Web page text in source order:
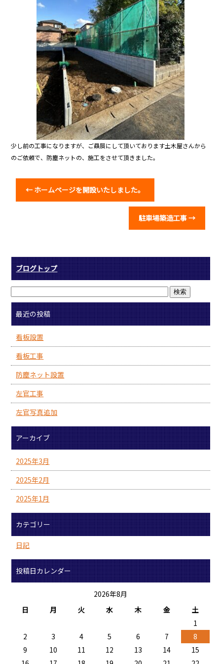
少し前の工事になりますが、ご贔屓にして頂いております土木屋さんから
のご依頼で、防塵ネットの、施工をさせて頂きました。
← ホームページを開設いたしました。
駐車場築造工事→
ブログトップ
最近の投稿
看板設置
看板工事
防塵ネット設置
左官工事
左官写真追加
アーカイブ
2025年3月
2025年2月
2025年1月
カテゴリー
日記
投稿日カレンダー
2026年8月
日
月 火 水 木 金
土
1
2
3 4 5 6 7
8
9
10 11 12 13 14
15